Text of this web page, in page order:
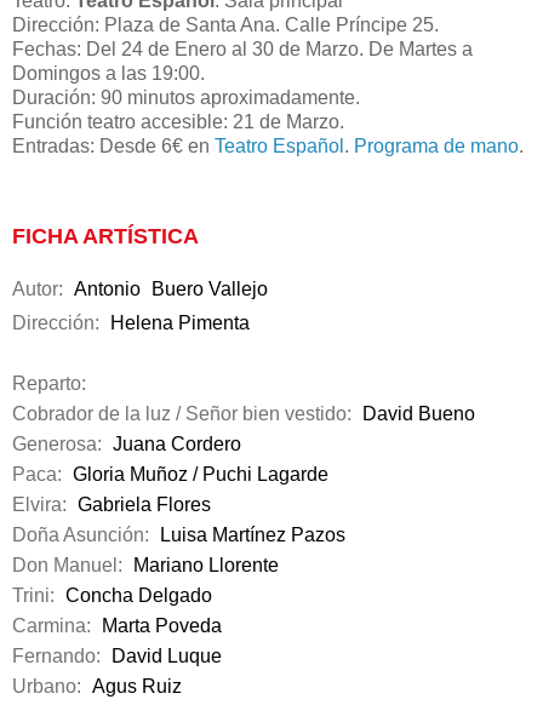
Dirección: Plaza de Santa Ana. Calle Príncipe 25.
Fechas: Del 24 de Enero al 30 de Marzo. De Martes a
Domingos a las 19:00.
Duración: 90 minutos aproximadamente.
Función teatro accesible: 21 de Marzo.
Entradas: Desde 6€ en Teatro Español . Programa de mano.
FICHA ARTÍSTICA
Autor: Antonio
Buero Vallejo
Dirección:
Helena Pimenta
Reparto:
Cobrador de la luz / Señor bien vestido:
David Bueno
Generosa: Juana Cordero
Paca: Gloria Muñoz / Puchi Lagarde
Elvira: Gabriela Flores
Doña Asunción:
Luisa Martínez Pazos
Don Manuel:
Mariano Llorente
Trini: Concha Delgado
Carmina:
Marta Poveda
Fernando:
David Luque
Urbano: Agus Ruiz